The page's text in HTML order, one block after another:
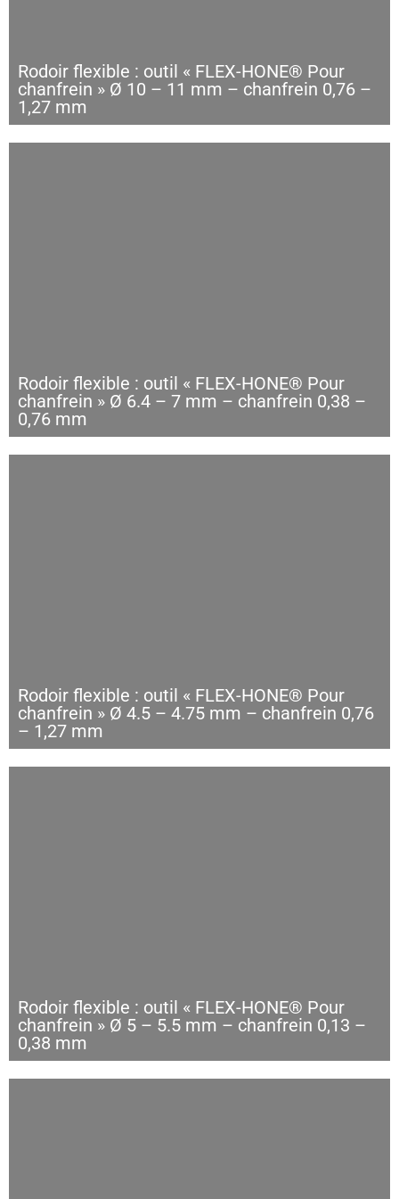
Rodoir flexible : outil « FLEX-HONE® Pour
chanfrein » Ø 10 – 11 mm – chanfrein 0,76 –
1,27 mm
Rodoir flexible : outil « FLEX-HONE® Pour
chanfrein » Ø 6.4 – 7 mm – chanfrein 0,38 –
0,76 mm
Rodoir flexible : outil « FLEX-HONE® Pour
chanfrein » Ø 4.5 – 4.75 mm – chanfrein 0,76
– 1,27 mm
Rodoir flexible : outil « FLEX-HONE® Pour
chanfrein » Ø 5 – 5.5 mm – chanfrein 0,13 –
0,38 mm